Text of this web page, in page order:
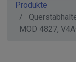
Produkte
MOD 4827,